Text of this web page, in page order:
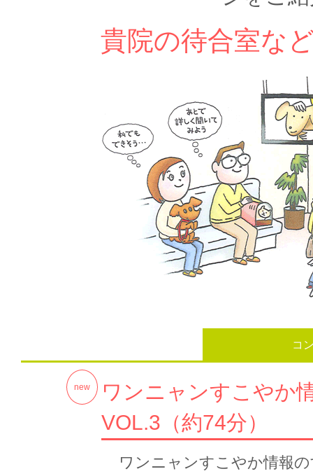
貴院の待合室な
コ
new
ワンニャンすこやか
VOL.3（約74分）
ワンニャンすこやか情報